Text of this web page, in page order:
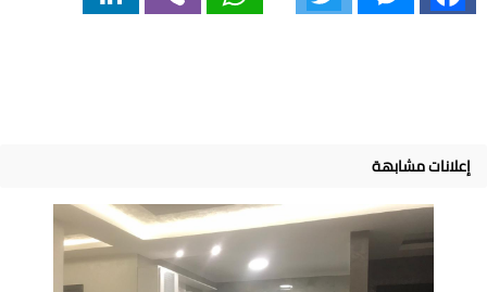
إعلانات مشابهة